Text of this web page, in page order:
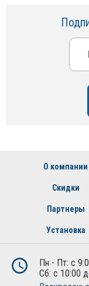
О компании
Скидки
Партнеры
Установка
Пн - Пт: с
Сб: с 10:00